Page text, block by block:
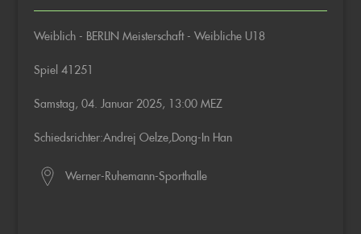
Weiblich - BERLIN Meisterschaft - Weibliche U18
Spiel 41251
Samstag, 04. Januar 2025, 13:00 MEZ
Schiedsrichter:Andrej Oelze,Dong-In Han
Werner-Ruhemann-Sporthalle